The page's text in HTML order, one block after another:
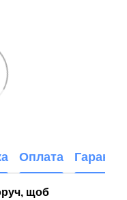
Оплата Гарантія
щоб